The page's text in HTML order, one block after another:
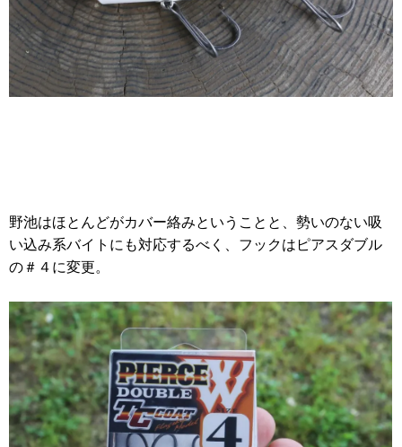
野池はほとんどがカバー絡みということと、勢いのない吸
い込み系バイトにも対応するべく、フックはピアスダブル
の＃４に変更。